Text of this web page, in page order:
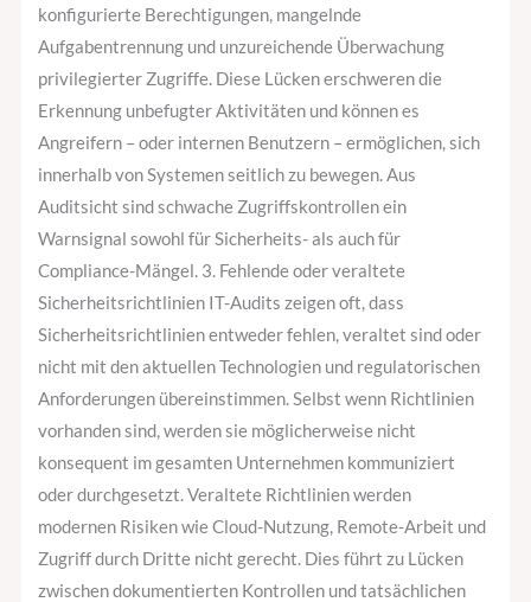
konfigurierte Berechtigungen, mangelnde
Aufgabentrennung und unzureichende Überwachung
privilegierter Zugriffe. Diese Lücken erschweren die
Erkennung unbefugter Aktivitäten und können es
Angreifern – oder internen Benutzern – ermöglichen, sich
innerhalb von Systemen seitlich zu bewegen. Aus
Auditsicht sind schwache Zugriffskontrollen ein
Warnsignal sowohl für Sicherheits- als auch für
Compliance-Mängel. 3. Fehlende oder veraltete
Sicherheitsrichtlinien IT-Audits zeigen oft, dass
Sicherheitsrichtlinien entweder fehlen, veraltet sind oder
nicht mit den aktuellen Technologien und regulatorischen
Anforderungen übereinstimmen. Selbst wenn Richtlinien
vorhanden sind, werden sie möglicherweise nicht
konsequent im gesamten Unternehmen kommuniziert
oder durchgesetzt. Veraltete Richtlinien werden
modernen Risiken wie Cloud-Nutzung, Remote-Arbeit und
Zugriff durch Dritte nicht gerecht. Dies führt zu Lücken
zwischen dokumentierten Kontrollen und tatsächlichen